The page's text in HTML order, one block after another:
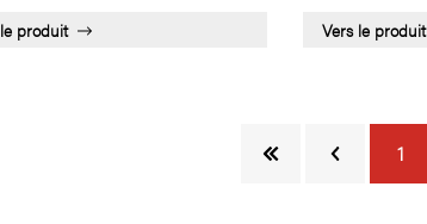
produit Vers le produit
1